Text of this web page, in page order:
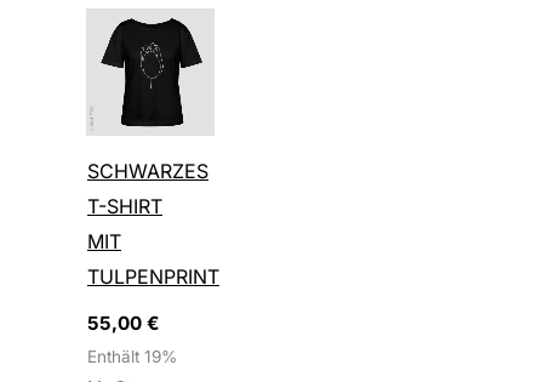
SCHWARZES
T-SHIRT
MIT
TULPENPRINT
55,00 €
Enthält 19%
Dieses
Produkt
mehrere
Varianten
Optionen